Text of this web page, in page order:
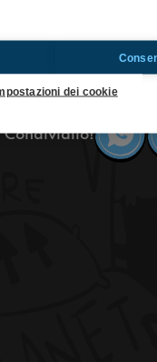
parliamo di un
Come
Condividilo!
dei cookie